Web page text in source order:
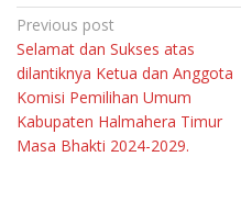
Navigasi
pos
Previous post
Selamat dan Sukses atas
dilantiknya Ketua dan Anggota
Komisi Pemilihan Umum
Kabupaten Halmahera Timur
Masa Bhakti 2024-2029.